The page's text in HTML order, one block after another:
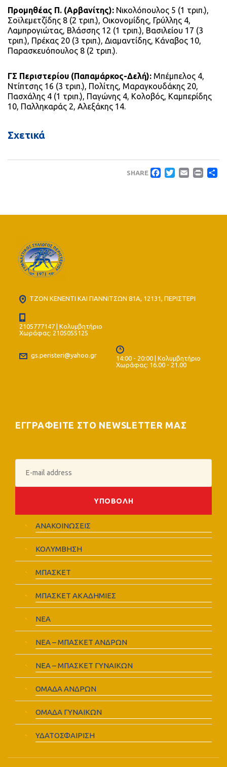
Προμηθέας Π. (Αρβανίτης): Νικολόπουλος 5 (1 τριπ.),
Σοϊλεμετζίδης 8 (2 τριπ.), Οικονομίδης, Γρύλλης 4,
Λαμπρογιώτας, Βλάσσης 12 (1 τριπ.), Βασιλείου 17 (3
τριπ.), Πρέκας 20 (3 τριπ.), Διαμαντίδης, Κάναβος 10,
Παρασκευόπουλος 8 (2 τριπ.).
ΓΣ Περιστερίου (Παπαμάρκος-Δελή): Μπέμπελος 4,
Ντίπτσης 16 (3 τριπ.), Πολίτης, Μαραγκουδάκης 20,
Πασχάλης 4 (1 τριπ.), Παγώνης 4, Κολοβός, Καμπερίδης
10, Παλληκαράς 2, Αλεξάκης 14.
Σχετικά
SHARE
ΤΖΟΝ ΚΕΝΕΝΤΙ ΚΑΙ ΓΙΑΝΝΙΤΣΩΝ 81Α, 12131, ΠΕΡΙΣΤΕΡΙ
2105777147 | Κολυμβητήριο
Χωράφας: 2105055125
gs.peristeri@yahoo.gr
14:00 - 20:00 | Κολυμβητήριο
Χωράφας: 16.00 - 21.00
ΕΓΓΡΑΦΕΙΤΕ ΣΤΟ NEWSLETTER ΜΑΣ
ΑΝΑΚΟΙΝΩΣΕΙΣ
ΚΟΛΥΜΒΗΣΗ
ΜΠΑΣΚΕΤ
ΜΠΑΣΚΕΤ ΑΚΑΔΗΜΙΕΣ
ΝΕΑ
ΝΕΑ – ΜΠΑΣΚΕΤ ΑΝΔΡΩΝ
ΝΕΑ – ΜΠΑΣΚΕΤ ΓΥΝΑΙΚΩΝ
ΟΜΑΔΑ ΑΝΔΡΩΝ
ΟΜΑΔΑ ΓΥΝΑΙΚΩΝ
ΥΔΑΤΟΣΦΑΙΡΙΣΗ